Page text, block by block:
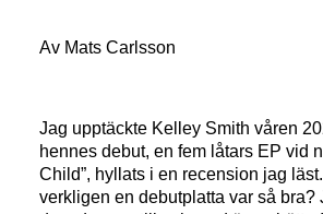
Av Mats Carlsson
Jag upptäckte Kelley Smith våren
hennes debut, en fem låtars EP vid
Child”, hyllats i en recension jag
verkligen en debutplatta var så bra?